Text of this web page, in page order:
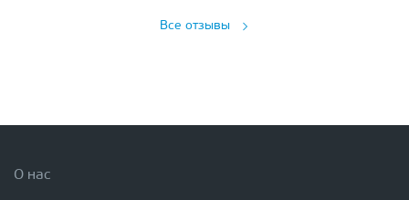
Все отзывы
О нас